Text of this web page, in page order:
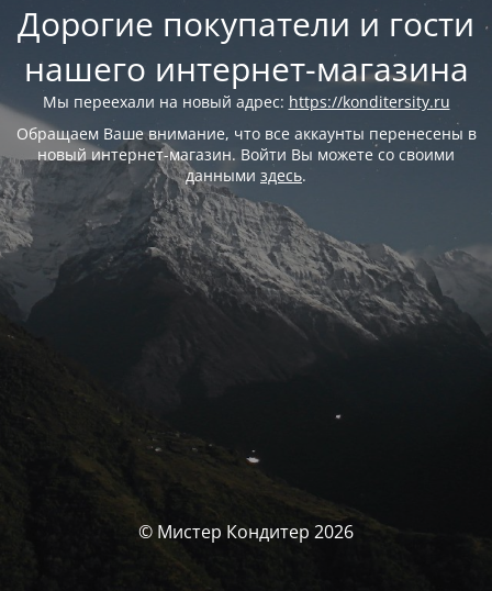
Дорогие покупатели и гости
нашего интернет-магазина
Мы переехали на новый адрес: https://konditersity.ru
Обращаем Ваше внимание, что все аккаунты перенесены в
новый интернет-магазин. Войти Вы можете со своими
данными здесь.
© Мистер Кондитер 2026